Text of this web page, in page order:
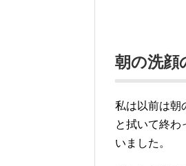
朝の洗顔
私は以前は朝
と拭いて終わ
いました。